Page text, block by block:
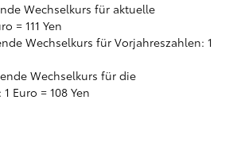
Wechselkurs für aktuelle
= 111 Yen
Wechselkurs für Vorjahreszahlen: 1
Wechselkurs für die
Euro = 108 Yen